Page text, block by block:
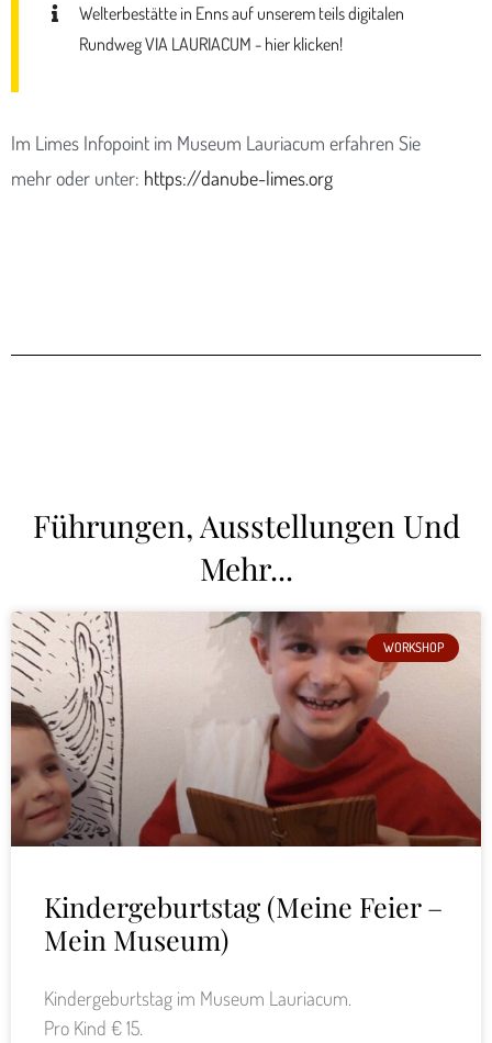
Welterbestätte in Enns auf unserem teils digitalen
Rundweg VIA LAURIACUM - hier klicken!
Im Limes Infopoint im Museum Lauriacum erfahren Sie
mehr oder unter: https://danube-limes.org
Führungen, Ausstellungen Und
Mehr...
WORKSHOP
Kindergeburtstag (Meine Feier –
Mein Museum)
Kindergeburtstag im Museum Lauriacum.
Pro Kind € 15.